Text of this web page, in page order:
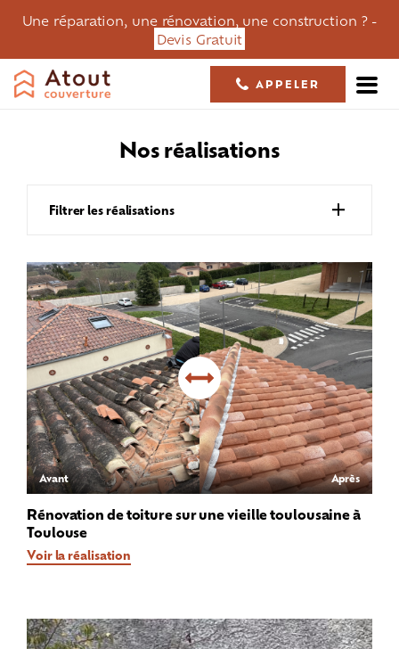
Une réparation, une rénovation, une construction ? -
Devis Gratuit
05 61 36 23 68
APPELER
nos réalisations
Filtrer les réalisations
Avant Après
Rénovation de toiture sur une vieille toulousaine à
Toulouse
Voir la réalisation